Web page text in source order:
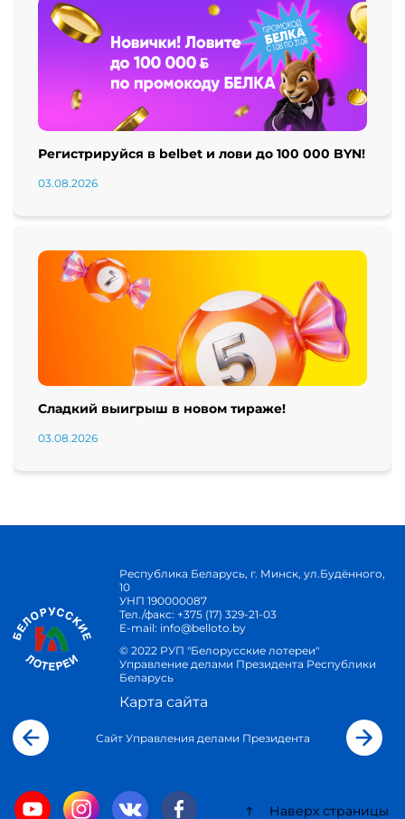
Регистрируйся в belbet и лови до 100 000 BYN!
03.08.2026
Сладкий выигрыш в новом тираже!
03.08.2026
Республика Беларусь, г. Минск, ул.Будённого,
10
УНП 190000087
Тел./факс: +375 (17) 329-21-03
E-mail: info@belloto.by
© 2022 РУП "Белорусские лотереи"
Управление делами Президента Республики
Беларусь
Карта сайта
Сайт Управления делами Президента
Наверх страницы